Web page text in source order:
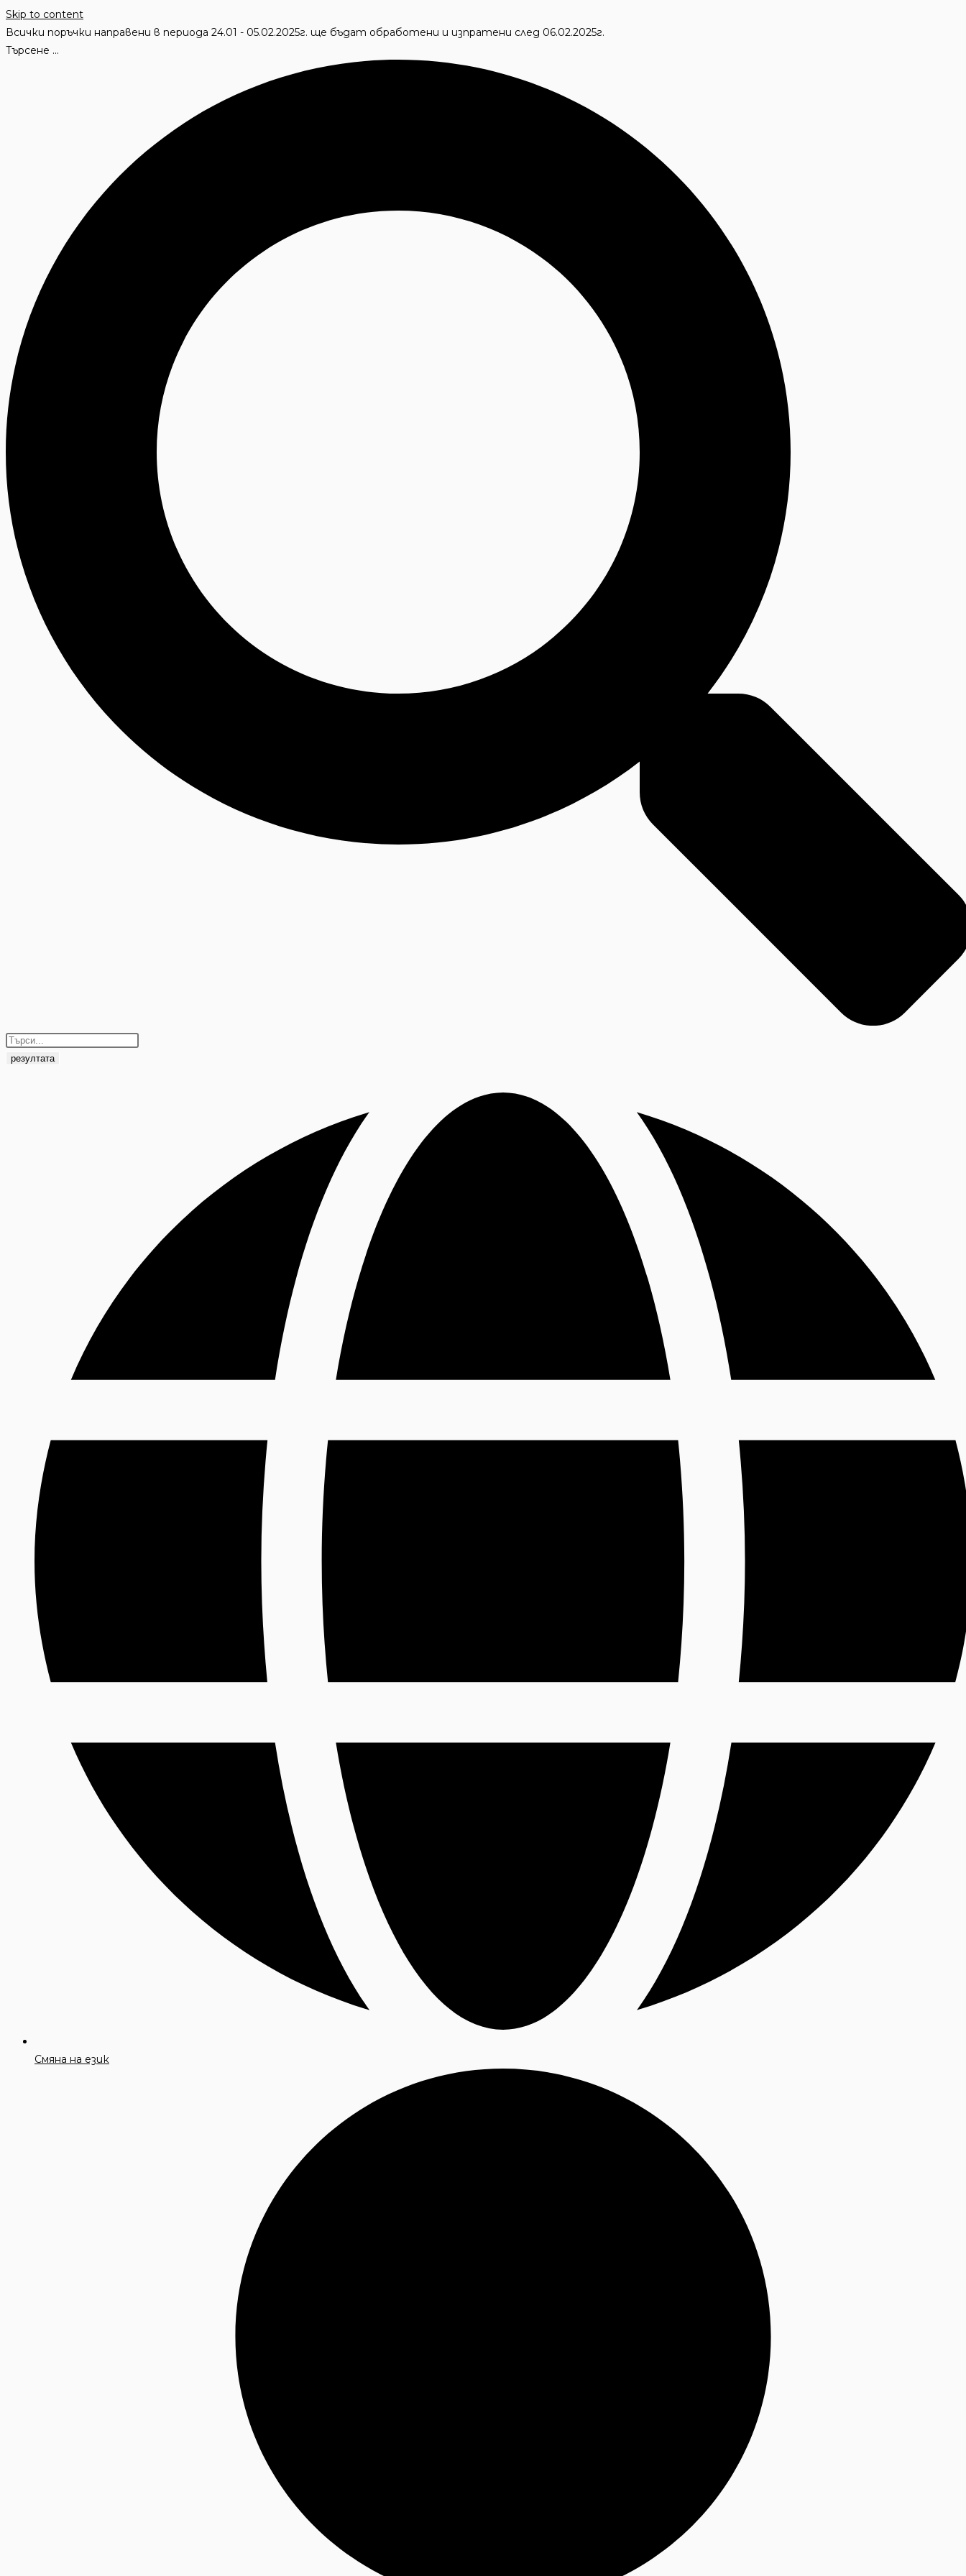
Skip to content
Всички поръчки направени в периода 24.01 - 05.02.2025г. ще бъдат обработени и изпратени след 06.02.2025г.
Търсене ...
резултата
Смяна на език